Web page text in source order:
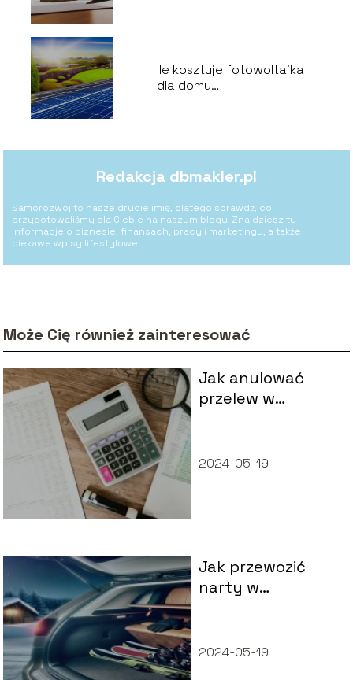
Ile kosztuje fotowoltaika
dla domu
Redakcja dbmakler.pl
Samorozwój to nasze drugie imię, dlatego sprawdź, co
przygotowaliśmy dla Ciebie na naszym blogu! Znajdziesz tu
informacje o biznesie, finansach, pracy i marketingu, a także
ciekawe wpisy lifestylowe.
Może Cię również zainteresować
Jak anulować
przelew w
2024-05-19
Jak przewozić
narty w
2024-05-19